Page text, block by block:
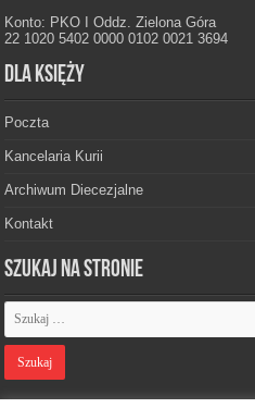
Konto: PKO I Oddz. Zielona Góra
22 1020 5402 0000 0102 0021 3694
Dla księży
Poczta
Kancelaria Kurii
Archiwum Diecezjalne
Kontakt
Szukaj na stronie